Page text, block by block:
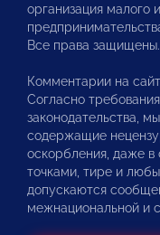
организация малого
Все права защищены.
Комментарии на
Согласно
законодательства,
содержащие
оскорбления, даже в
точками, тире и
допускаются
межнациональной и